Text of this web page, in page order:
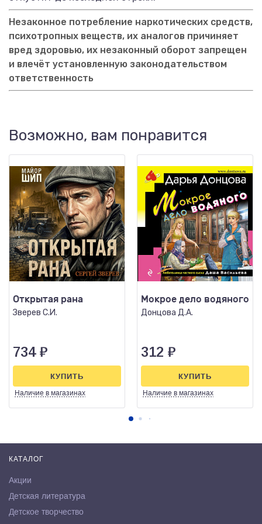
Незаконное потребление наркотических средств,
психотропных веществ, их аналогов причиняет
вред здоровью, их незаконный оборот запрещен
и влечёт установленную законодательством
ответственность
Возможно, вам понравится
Открытая рана
Зверев С.И.
734 ₽
Наличие в магазинах
КУПИТЬ
Мокрое дело водяного
Донцова Д.А.
312 ₽
Наличие в магазинах
КУПИТЬ
КАТАЛОГ
Акции
Детская литература
Детское творчество